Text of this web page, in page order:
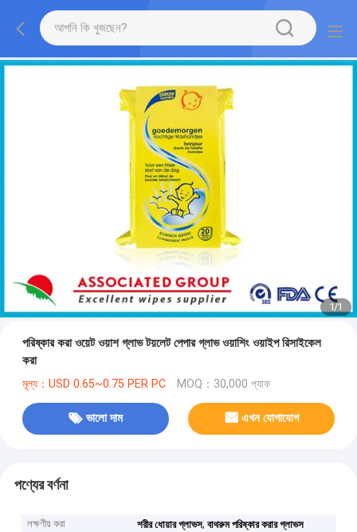
1/1
পরিষ্কার করা ওয়েট ওয়াশ গ্লাভ টয়লেট পেপার গ্লাভ ওয়াশিং ওয়াইপ রিসাইকেল
করা
মূল্য：USD 0.65~0.75 PER PC MOQ：30,000 প্যাক
ভালো দাম এখন যোগাযোগ
পণ্যের বর্ণনা
লক্ষণীয় করা শরীর ধোয়ার গ্লাভস,বাথরুম পরিষ্কার করার গ্লাভস